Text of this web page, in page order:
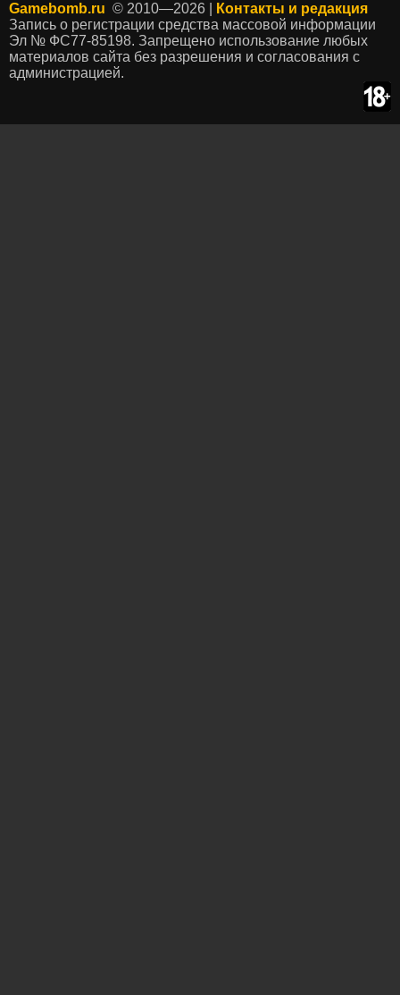
Gamebomb.ru © 2010—2026 |
Контакты и редакция
Запись о регистрации средства массовой информации
Эл № ФС77-85198. Запрещено использование любых
материалов сайта без разрешения и согласования с
администрацией.